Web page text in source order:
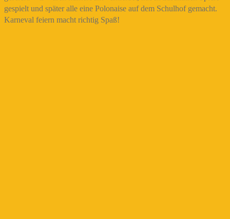
gespielt und später alle eine Polonaise auf dem Schulhof gemacht.
Karneval feiern macht richtig Spaß!